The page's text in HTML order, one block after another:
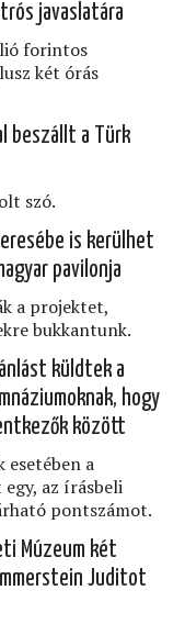
javaslatára
forintos
két órás
beszállt a Türk
szó.
is kerülhet
pavilonja
a projektet,
bukkantunk.
küldtek a
hogy
között
esetében a
az írásbeli
pontszámot.
Múzeum két
Juditot